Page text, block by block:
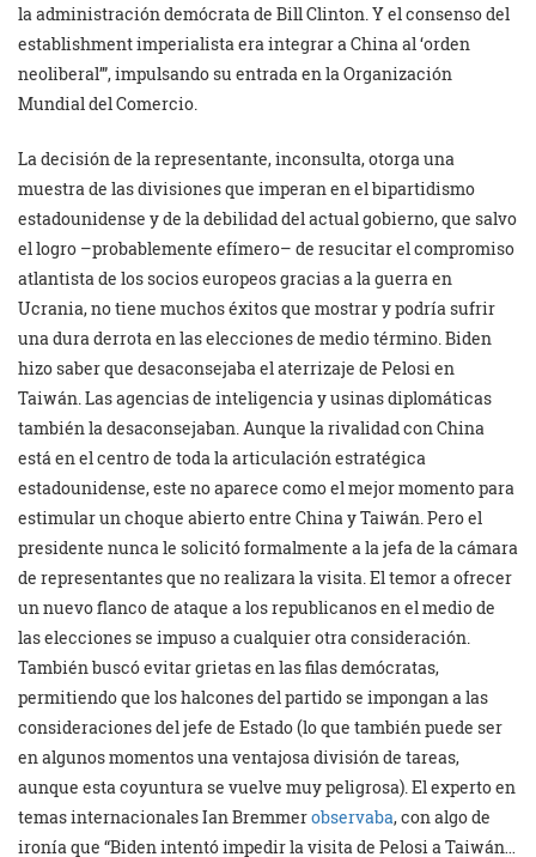
la administración demócrata de Bill Clinton. Y el consenso del
establishment imperialista era integrar a China al ‘orden
neoliberal’”, impulsando su entrada en la Organización
Mundial del Comercio.
La decisión de la representante, inconsulta, otorga una
muestra de las divisiones que imperan en el bipartidismo
estadounidense y de la debilidad del actual gobierno, que salvo
el logro –probablemente efímero– de resucitar el compromiso
atlantista de los socios europeos gracias a la guerra en
Ucrania, no tiene muchos éxitos que mostrar y podría sufrir
una dura derrota en las elecciones de medio término. Biden
hizo saber que desaconsejaba el aterrizaje de Pelosi en
Taiwán. Las agencias de inteligencia y usinas diplomáticas
también la desaconsejaban. Aunque la rivalidad con China
está en el centro de toda la articulación estratégica
estadounidense, este no aparece como el mejor momento para
estimular un choque abierto entre China y Taiwán. Pero el
presidente nunca le solicitó formalmente a la jefa de la cámara
de representantes que no realizara la visita. El temor a ofrecer
un nuevo flanco de ataque a los republicanos en el medio de
las elecciones se impuso a cualquier otra consideración.
También buscó evitar grietas en las filas demócratas,
permitiendo que los halcones del partido se impongan a las
consideraciones del jefe de Estado (lo que también puede ser
en algunos momentos una ventajosa división de tareas,
aunque esta coyuntura se vuelve muy peligrosa). El experto en
temas internacionales Ian Bremmerobservaba, con algo de
ironía que “Biden intentó impedir la visita de Pelosi a Taiwán…